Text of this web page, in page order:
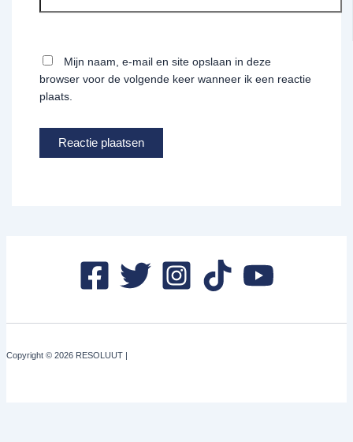
Mijn naam, e-mail en site opslaan in deze
browser voor de volgende keer wanneer ik een reactie
plaats.
Copyright © 2026 RESOLUUT |